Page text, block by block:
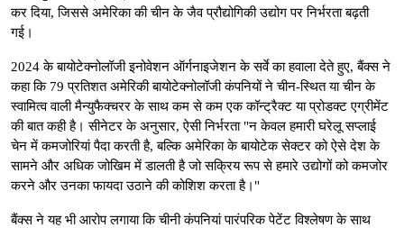
कर दिया, जिससे अमेरिका की चीन के जैव प्रौद्योगिकी उद्योग पर निर्भरता बढ़ती
गई।
2024 के बायोटेक्नोलॉजी इनोवेशन ऑर्गनाइजेशन के सर्वे का हवाला देते हुए, बैंक्स ने
कहा कि 79 प्रतिशत अमेरिकी बायोटेक्नोलॉजी कंपनियों ने चीन-स्थित या चीन के
स्वामित्व वाली मैन्युफैक्चरर के साथ कम से कम एक कॉन्ट्रैक्ट या प्रोडक्ट एग्रीमेंट
की बात कही है। सीनेटर के अनुसार, ऐसी निर्भरता "न केवल हमारी घरेलू सप्लाई
चेन में कमजोरियां पैदा करती है, बल्कि अमेरिका के बायोटेक सेक्टर को ऐसे देश के
सामने और अधिक जोखिम में डालती है जो सक्रिय रूप से हमारे उद्योगों को कमजोर
करने और उनका फायदा उठाने की कोशिश करता है।"
बैंक्स ने यह भी आरोप लगाया कि चीनी कंपनियां पारंपरिक पेटेंट विश्लेषण के साथ